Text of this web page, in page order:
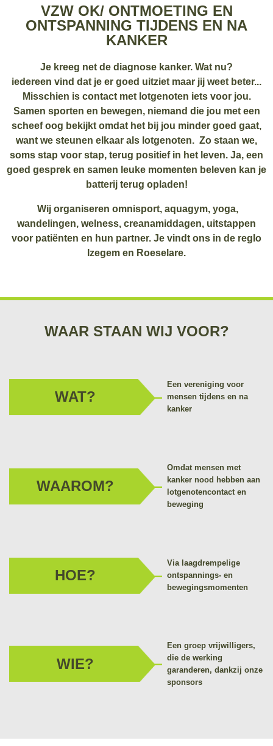
VZW OK/ ONTMOETING EN
ONTSPANNING TIJDENS EN NA
KANKER
Je kreeg net de diagnose kanker. Wat nu?
iedereen vind dat je er goed uitziet maar jij weet beter...
Misschien is contact met lotgenoten iets voor jou.
Samen sporten en bewegen, niemand die jou met een
scheef oog bekijkt omdat het bij jou minder goed gaat,
want we steunen elkaar als lotgenoten. Zo staan we,
soms stap voor stap, terug positief in het leven. Ja, een
goed gesprek en samen leuke momenten beleven kan je
batterij terug opladen!
Wij organiseren omnisport, aquagym, yoga,
wandelingen, welness, creanamiddagen, uitstappen
voor patiënten en hun partner. Je vindt ons in de regIo
Izegem en Roeselare.
WAAR STAAN WIJ VOOR?
WAT?
Een vereniging voor
mensen tijdens en na
kanker
WAAROM?
Omdat mensen met
kanker nood hebben aan
lotgenotencontact en
beweging
HOE?
Via laagdrempelige
ontspannings- en
bewegingsmomenten
WIE?
Een groep vrijwilligers,
die de werking
garanderen, dankzij onze
sponsors